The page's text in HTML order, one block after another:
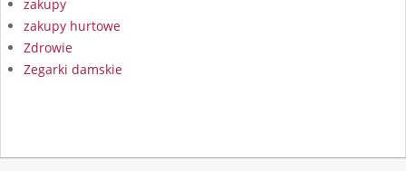
zakupy
zakupy hurtowe
Zdrowie
Zegarki damskie